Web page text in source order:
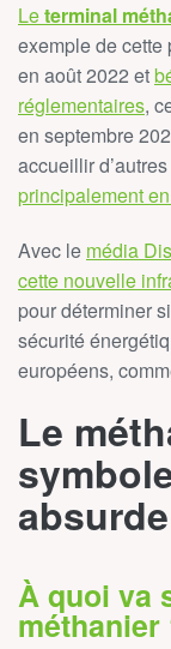
Leterminal
exemple de cette
en août 2022 et
réglementaires,
en septembre
accueillir
principalement
Avec le média
cette nouvelle
pour déterminer
sécurité
européens,
Le
absurde
À quoi va
méthanier